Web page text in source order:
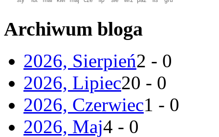
Archiwum bloga
2026, Sierpień2 - 0
2026, Lipiec20 - 0
2026, Czerwiec1 - 0
2026, Maj4 - 0